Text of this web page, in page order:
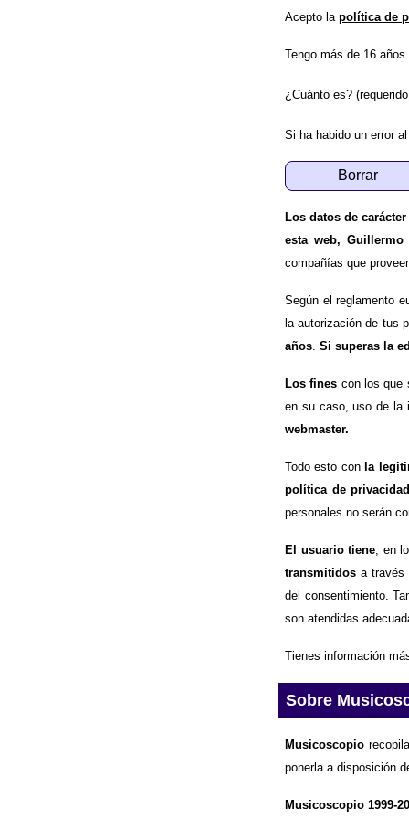
Acepto la política de
Tengo más de 16
¿Cuánto es?
Si ha habido un error
Los datos de carácter
esta web,
compañías que
Según el reglamento
la autorización de tus
años Si superas la
Los fines con los que
en su caso, uso de la
webmaster.
Todo esto con la
política de privacidad
personales no serán
El usuario tiene , en
transmitidos a través
del consentimiento.
son atendidas
Tienes información
Sobre
Musicoscopio
ponerla a disposición
Musicoscopio 1999-